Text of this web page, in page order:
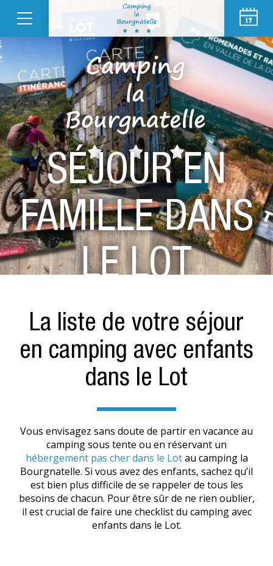
SÉJOUR EN
FAMILLE DANS
LE LOT
La liste de votre séjour
en camping avec enfants
dans le Lot
Vous envisagez sans doute de partir en vacance au
camping sous tente ou en réservant un
hébergement pas cher dans le Lotau camping la
Bourgnatelle. Si vous avez des enfants, sachez qu’il
est bien plus difficile de se rappeler de tous les
besoins de chacun. Pour être sûr de ne rien oublier,
il est crucial de faire une checklist du camping avec
enfants dans le Lot.